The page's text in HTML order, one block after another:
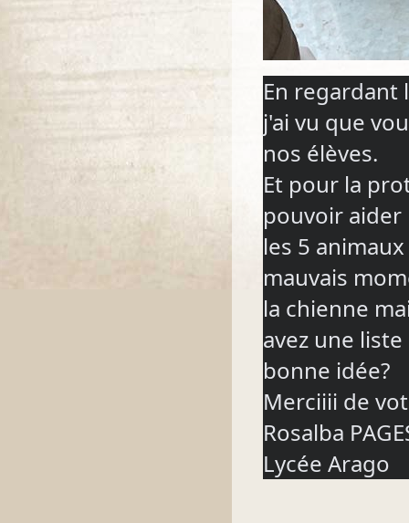
En regardant
j'ai vu que
nos élèves.
Et pour la
pouvoir aider
les 5
mauvais
la chienne
avez une
bonne idée?
Merciiii de
Rosalba
Lycée Arago